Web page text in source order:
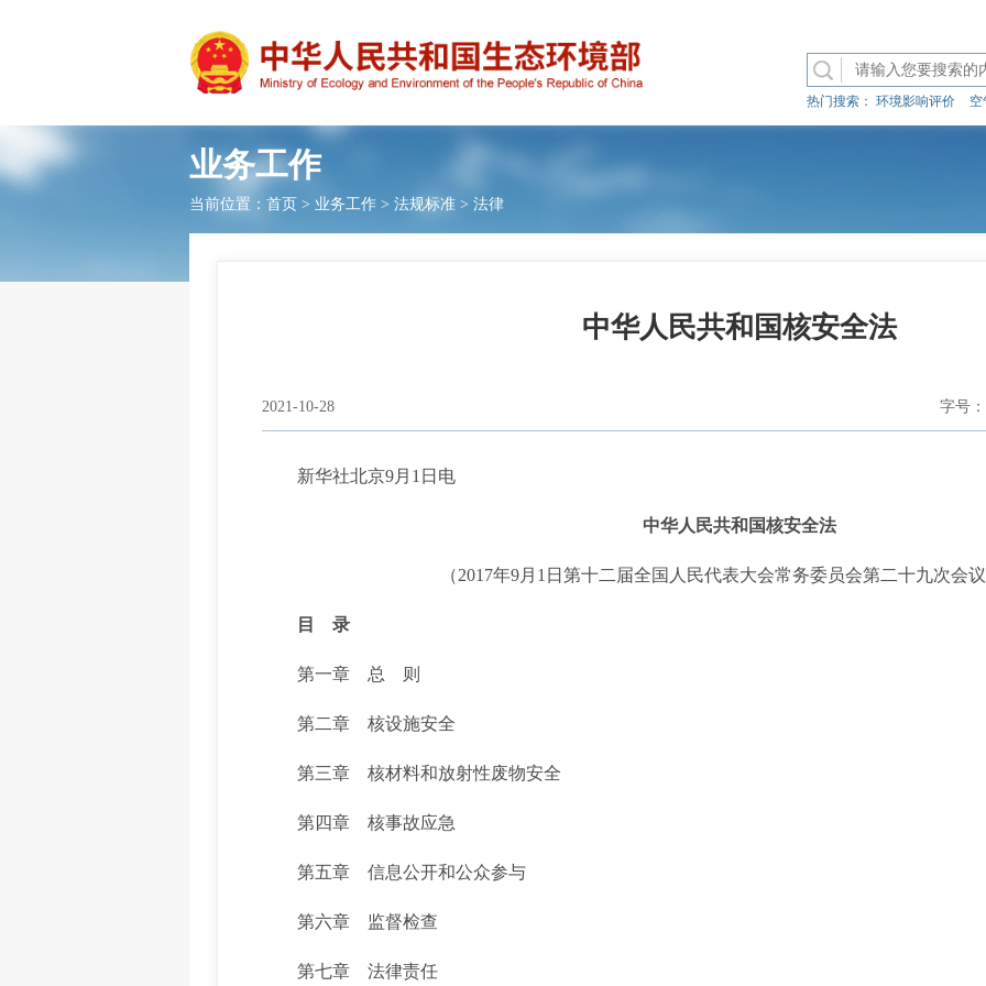
热门搜索： 环境影响评价 空
业务工作
当前位置： 首页 > 业务工作 > 法规标准 > 法律
中华人民共和国核安全法
2021-10-28 字号：
新华社北京9月1日电
中华人民共和国核安全法
（2017年9月1日第十二届全国人民代表大会常务委员会第二十九次会
目 录
第一章 总 则
第二章 核设施安全
第三章 核材料和放射性废物安全
第四章 核事故应急
第五章 信息公开和公众参与
第六章 监督检查
第七章 法律责任